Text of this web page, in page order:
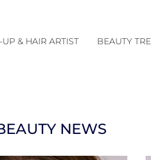
& HAIR ARTIST BEAUTY
NEWS